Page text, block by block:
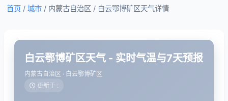
首页 / 城市 / 内蒙古自治区 / 白云鄂博矿区天气详情
白云鄂博矿区天气 - 实时气温与7天预报
内蒙古自治区 · 白云鄂博矿区
更新于 :